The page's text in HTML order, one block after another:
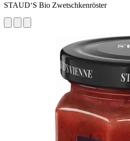
STAUD‘S Bio Zwetschkenröster